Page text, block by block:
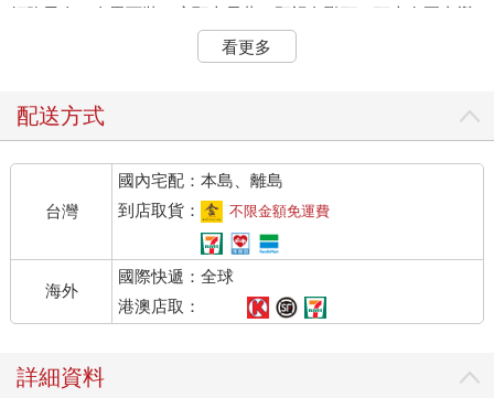
領路男人一身黑西裝，肩頸上長著一顆褐色獸頭，頭上有兩支彎
四周迴盪著各式各樣的聲響。
也有許多稀奇古怪的悲鳴和哀嚎。
悲鳴和哀嚎裡像是摻雜著無盡的無奈、悲慟、後悔和怨恨……
他口乾舌燥，覺得自己像一塊剛揉好的麵團，和這一聲聲彷彿佐
料般的悲鳴，一同被送入這座無邊無際的大烤箱，被熊熊烈火烘
不知怎地，他卻沒有回頭往上逃跑的念頭。他知道自己絕對逃不
了。
因為他的父母和姊姊也在這個地方。
看更多
配送方式
台灣
國內宅配：本島、離島
到店取貨：
不限金額免運費
海外
國際快遞：全球
港澳店取：
詳細資料